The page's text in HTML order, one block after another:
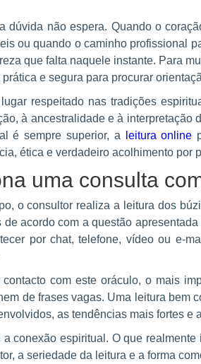
dúvida não espera. Quando o
ou quando o caminho profissional
que falta naquele instante. Para
e segura para procurar
respeitado nas tradições
à ancestralidade e à interpretação
é sempre superior, a
leitura online
ética e verdadeiro acolhimento por
uma consulta
o consultor realiza a leitura dos
acordo com a questão
por chat, telefone, vídeo ou e-
com este oráculo, o mais
de frases vagas. Uma leitura bem
as tendências mais fortes e
conexão espiritual. O que
a seriedade da leitura e a forma